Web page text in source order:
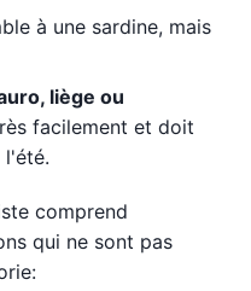
à une sardine, mais
liège ou
facilement et doit
l'été.
comprend
qui ne sont pas